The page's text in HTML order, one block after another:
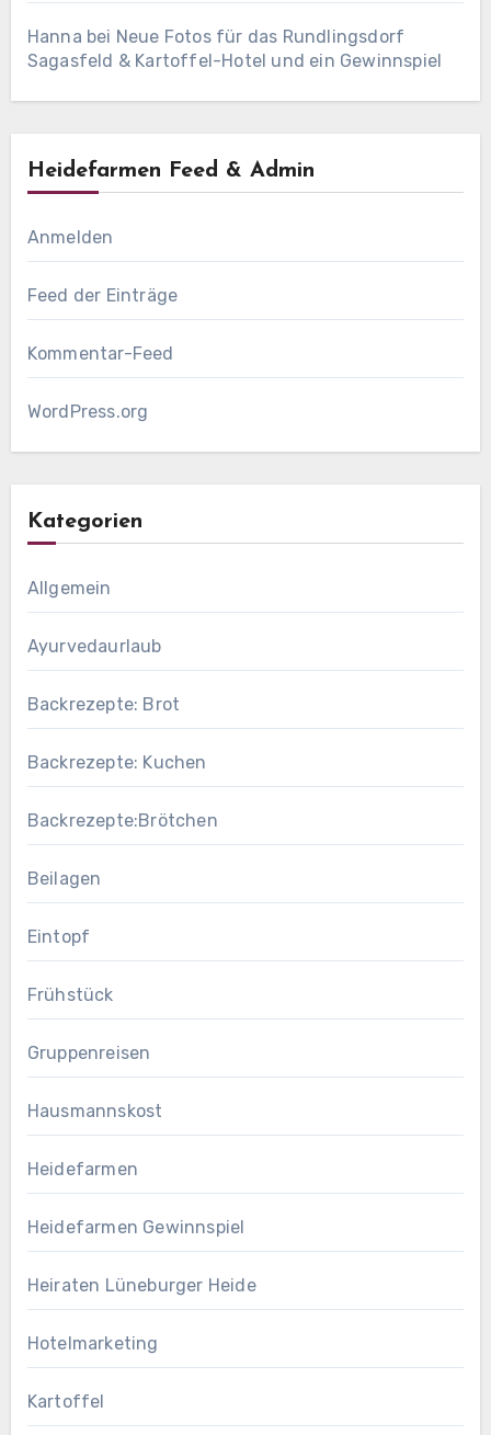
Hanna bei Neue Fotos für das Rundlingsdorf
Sagasfeld & Kartoffel-Hotel und ein Gewinnspiel
Heidefarmen Feed & Admin
Anmelden
Feed der Einträge
Kommentar-Feed
WordPress.org
Kategorien
Allgemein
Ayurvedaurlaub
Backrezepte: Brot
Backrezepte: Kuchen
Backrezepte:Brötchen
Beilagen
Eintopf
Frühstück
Gruppenreisen
Hausmannskost
Heidefarmen
Heidefarmen Gewinnspiel
Heiraten Lüneburger Heide
Hotelmarketing
Kartoffel